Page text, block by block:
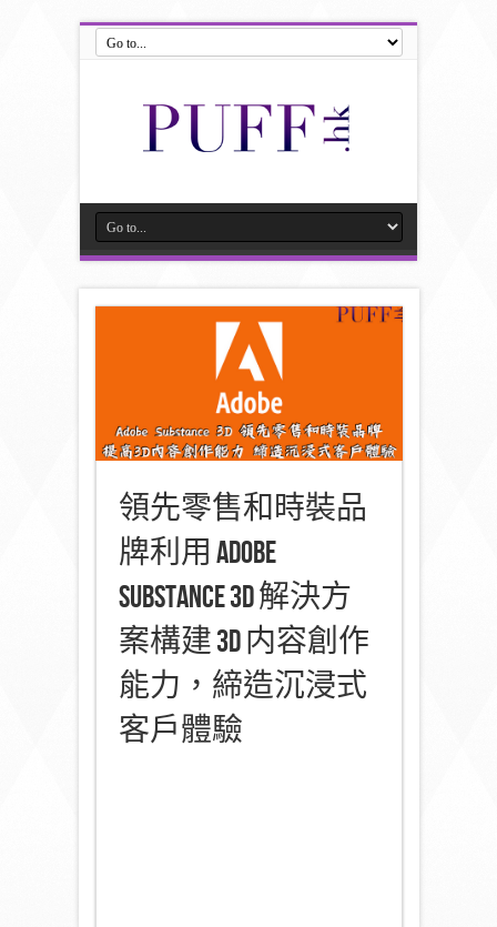
領先零售和時裝品
牌利用 Adobe
Substance 3D 解決方
案構建 3D 内容創作
能力，締造沉浸式
客戶體驗